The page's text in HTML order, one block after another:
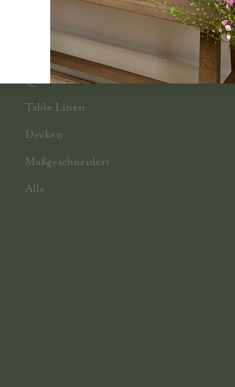
Kissen
Quilts
Table Linen
Decken
Maßgeschneidert
Alle